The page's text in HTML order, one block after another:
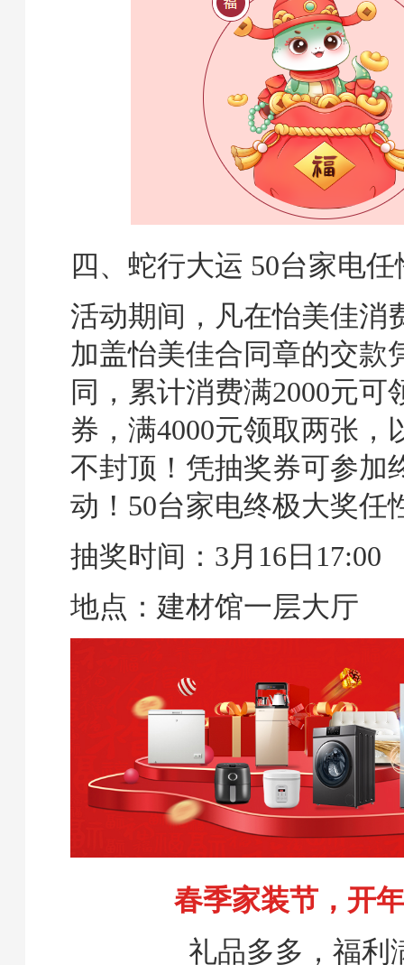
四、蛇行大运 50台家电任
活动期间，凡在怡美佳消
加盖怡美佳合同章的交款
同，累计消费满2000元可
券，满4000元领取两张，
不封顶！凭抽奖券可参加
动！50台家电终极大奖任
抽奖时间：3月16日17:00
地点：建材馆一层大厅
春季家装节，开
礼品多多，福利